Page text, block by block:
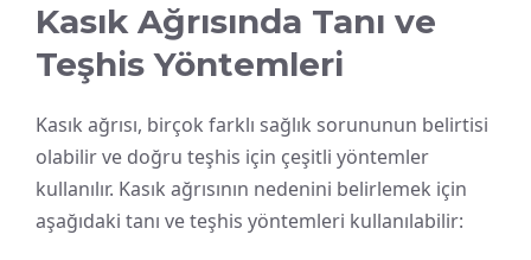
Kasık Ağrısında Tanı ve
Teşhis Yöntemleri
Kasık ağrısı, birçok farklı sağlık sorununun belirtisi
olabilir ve doğru teşhis için çeşitli yöntemler
kullanılır. Kasık ağrısının nedenini belirlemek için
aşağıdaki tanı ve teşhis yöntemleri kullanılabilir: